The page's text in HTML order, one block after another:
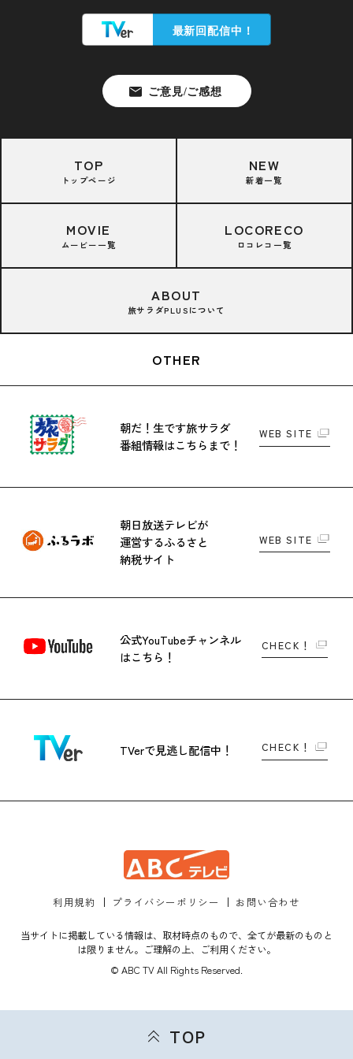
TOP
トップページ
NEW
新着一覧
MOVIE
ムービー一覧
LOCORECO
ロコレコ一覧
ABOUT
旅サラダPLUSについて
OTHER
朝だ！生です旅サラダ
番組情報はこちらまで！
WEB SITE
朝日放送テレビが
運営するふるさと
納税サイト
WEB SITE
公式YouTubeチャンネル
はこちら！
CHECK！
TVerで見逃し配信中！ CHECK！
利用規約 プライバシーポリシー お問い合わせ
当サイトに掲載している情報は、取材時点のもので、全てが最新のものと
は限りません。ご理解の上、ご利用ください。
© ABC TV All Rights Reserved.
TOP